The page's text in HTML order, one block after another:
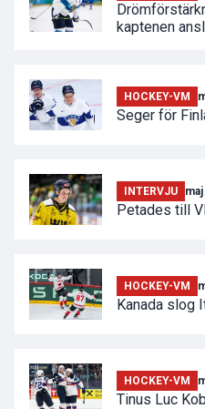
kaptenen
HOCKEY-VM
Seger för
INTERVJU
Petades till
HOCKEY-VM
Kanada slog
HOCKEY-VM
Tinus Luc